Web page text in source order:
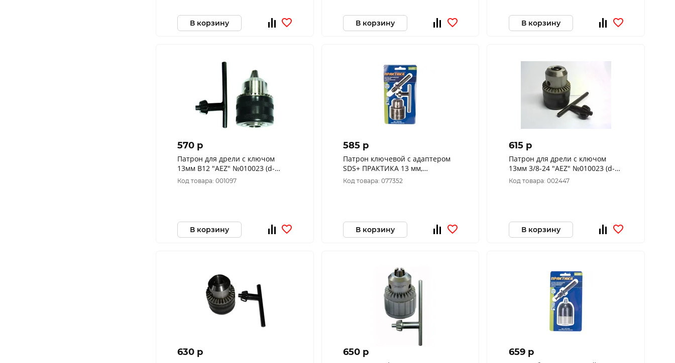
В корзину В корзину В корзину
570 p
Патрон для дрели с ключом
13мм В12 "AEZ" №010023 (d-
13,В12)
Код товара: 001097
В корзину
585 p
Патрон ключевой с адаптером
SDS+ ПРАКТИКА 13 мм,
1/2"-20UNF (1шт.) блистер 030-
993
Код товара: 077352
В корзину
615 p
Патрон для дрели с ключом
13мм 3/8-24 "AEZ" №010023 (d-
13,3/8)
Код товара: 002447
В корзину
630 p 650 p 659 p